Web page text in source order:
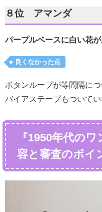
８位 アマンダ
パープルベースに白い花
良くなかった点
ボタンループが等間隔につ
バイアステープもついてい
『1950年代の
容と審査のポイ